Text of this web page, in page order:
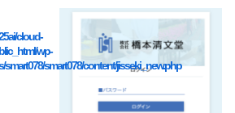
cloud-
wp-
smart078/smart078/content/jisseki_new.php